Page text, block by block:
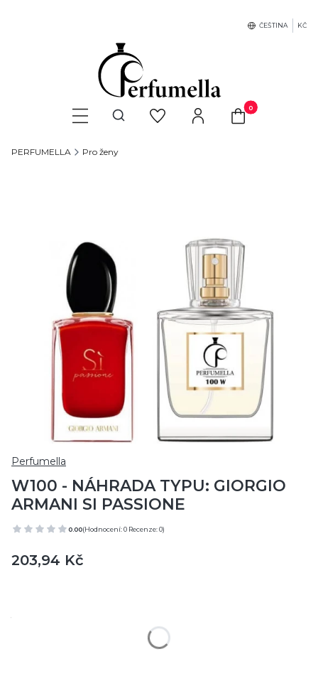
ČEŠTINA KČ
Otevřít vyhledávač Produkty v
PERFUMELLA Pro ženy
Perfumella
W100 - NÁHRADA TYPU: GIORGIO
ARMANI SI PASSIONE
0.00(Hodnocení: 0 Recenze: 0)
Cena
203,94 Kč